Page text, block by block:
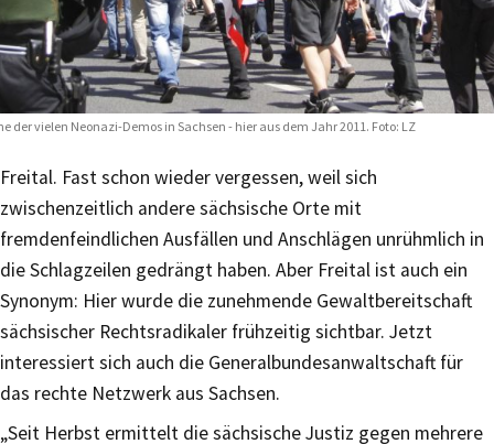
der vielen Neonazi-Demos in Sachsen - hier aus dem Jahr 2011. Foto: LZ
Freital. Fast schon wieder vergessen, weil sich
zwischenzeitlich andere sächsische Orte mit
fremdenfeindlichen Ausfällen und Anschlägen unrühmlich in
die Schlagzeilen gedrängt haben. Aber Freital ist auch ein
Synonym: Hier wurde die zunehmende Gewaltbereitschaft
sächsischer Rechtsradikaler frühzeitig sichtbar. Jetzt
interessiert sich auch die Generalbundesanwaltschaft für
das rechte Netzwerk aus Sachsen.
„Seit Herbst ermittelt die sächsische Justiz gegen mehrere